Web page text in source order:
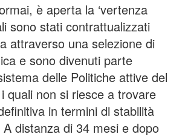
è aperta la ‘vertenza
sono stati contrattualizzati
attraverso una selezione di
e sono divenuti parte
delle Politiche attive del
quali non si riesce a trovare
in termini di stabilità
distanza di 34 mesi e dopo